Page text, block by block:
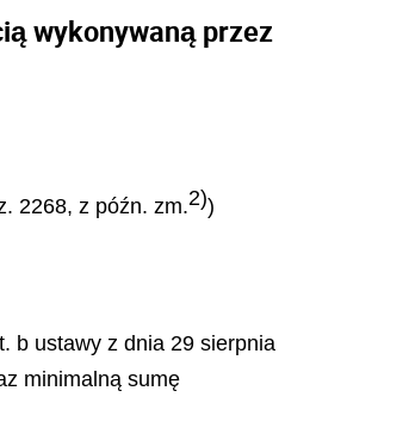
wykonywaną przez
2268, z późn. zm.2))
b ustawy z dnia 29 sierpnia
minimalną sumę